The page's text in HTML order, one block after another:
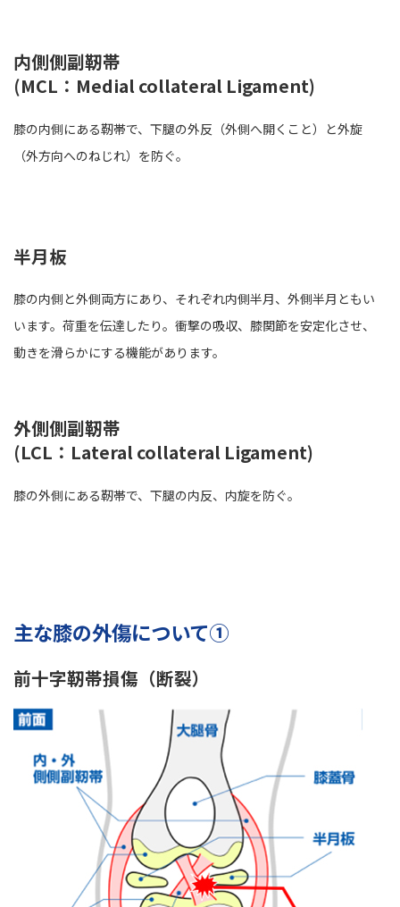
内側側副靭帯
(MCL：Medial collateral Ligament)
膝の内側にある靭帯で、下腿の外反（外側へ開くこと）と外旋
（外方向へのねじれ）を防ぐ。
半月板
膝の内側と外側両方にあり、それぞれ内側半月、外側半月ともい
います。荷重を伝達したり。衝撃の吸収、膝関節を安定化させ、
動きを滑らかにする機能があります。
外側側副靭帯
(LCL：Lateral collateral Ligament)
膝の外側にある靭帯で、下腿の内反、内旋を防ぐ。
主な膝の外傷について①
前十字靭帯損傷（断裂）